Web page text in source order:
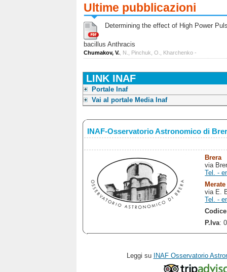
Ultime pubblicazioni
Determining the effect of High Power
bacillus Anthracis
Chumakov, V. , N., Pinchuk, O., Kharchenko -
LINK INAF
Portale Inaf
Vai al portale Media Inaf
INAF-Osservatorio Astronomico di
Brera
via
Tel. -
Merate
via E.
Tel. -
P.Iva:
Leggi su INAF Osservatorio